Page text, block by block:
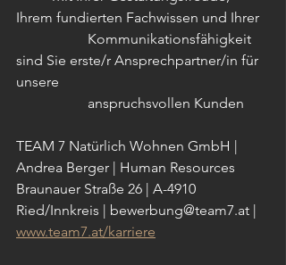
Ihrem fundierten Fachwissen und Ihrer
sind Sie erste/r Ansprechpartner/in für
unsere
		anspruchsvollen Kunden
TEAM 7 Natürlich Wohnen GmbH |
Andrea Berger | Human Resources
Braunauer Straße 26 | A-4910
Ried/Innkreis | bewerbung@team7.at |
www.team7.at/karriere